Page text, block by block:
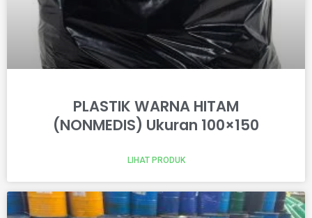
PLASTIK WARNA HITAM
(NONMEDIS) Ukuran 100×150
LIHAT PRODUK